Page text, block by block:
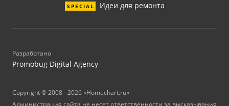
SPECIAL Идеи для ремонта
Разработано
Promobug Digital Agency
Copyright © 2008 - 2026 «Homechart.ru»
Администрация сайта не несет ответственности за высказывания